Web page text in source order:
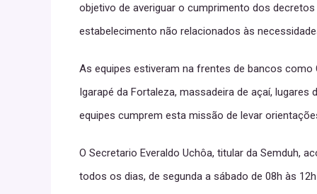
objetivo de averiguar o cumprimento dos
estabelecimento não relacionados às
As equipes estiveram na frentes de bancos
Igarapé da Fortaleza, massadeira de açaí,
equipes cumprem esta missão de levar
O Secretario Everaldo Uchôa, titular da Semduh,
todos os dias, de segunda a sábado de 08h às